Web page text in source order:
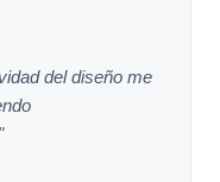
del diseño me